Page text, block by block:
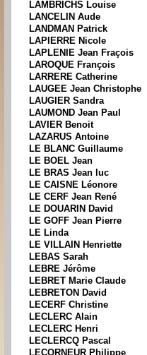
LAMBRICHS Louise
LANCELIN Aude
LANDMAN Patrick
LAPIERRE Nicole
LAPLENIE Jean Fraçois
LAROQUE François
LARRERE Catherine
LAUGEE Jean Christophe
LAUGIER Sandra
LAUMOND Jean Paul
LAVIER Benoit
LAZARUS Antoine
LE BLANC Guillaume
LE BOEL Jean
LE BRAS Jean luc
LE CAISNE Léonore
LE CERF Jean René
LE DOUARIN David
LE GOFF Jean Pierre
LE Linda
LE VILLAIN Henriette
LEBAS Sarah
LEBRE Jérôme
LEBRET Marie Claude
LEBRETON David
LECERF Christine
LECLERC Alain
LECLERC Henri
LECLERCQ Pascal
LECORNEUR Philippe